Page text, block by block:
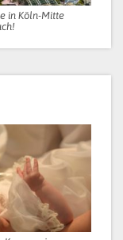
in Köln-Mitte